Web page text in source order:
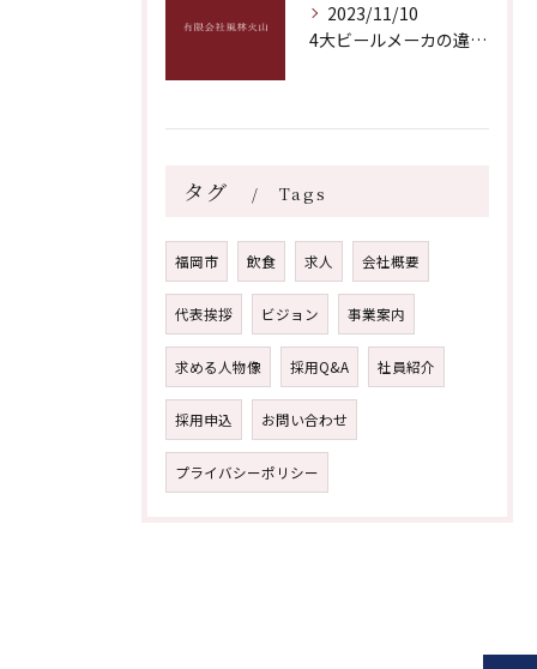
2023/11/10
4大ビールメーカの違いとは？ビールブランド比較で知る、あのビールの選び方
タグ Tags
福岡市 飲食 求人 会社概要
代表挨拶 ビジョン 事業案内
求める人物像 採用Q&A 社員紹介
採用申込 お問い合わせ
プライバシーポリシー